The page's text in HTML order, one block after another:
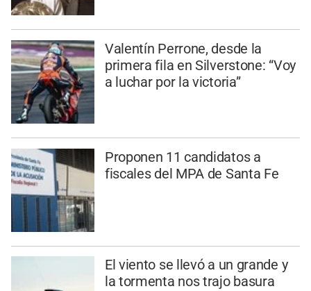
Valentín Perrone, desde la
primera fila en Silverstone: “Voy
a luchar por la victoria”
Proponen 11 candidatos a
fiscales del MPA de Santa Fe
El viento se llevó a un grande y
la tormenta nos trajo basura